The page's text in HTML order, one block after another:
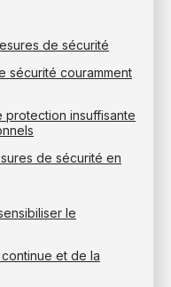
de sécurité
sécurité couramment
protection insuffisante
de sécurité en
le
et de la